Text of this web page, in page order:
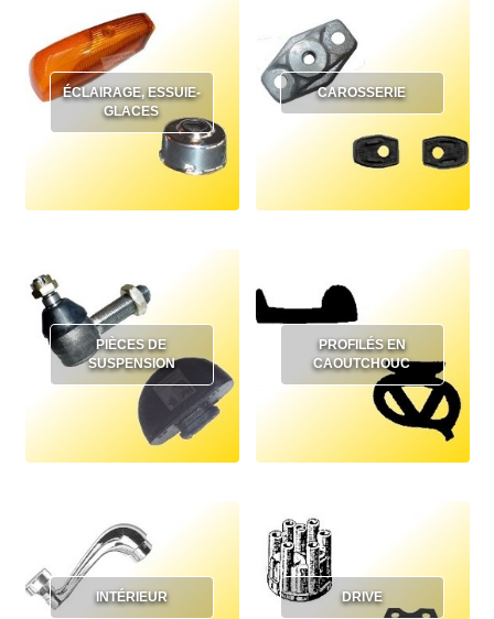
ÉCLAIRAGE, ESSUIE-
GLACES
CAROSSERIE
PIÈCES DE
SUSPENSION
PROFILÉS EN
CAOUTCHOUC
INTÉRIEUR DRIVE